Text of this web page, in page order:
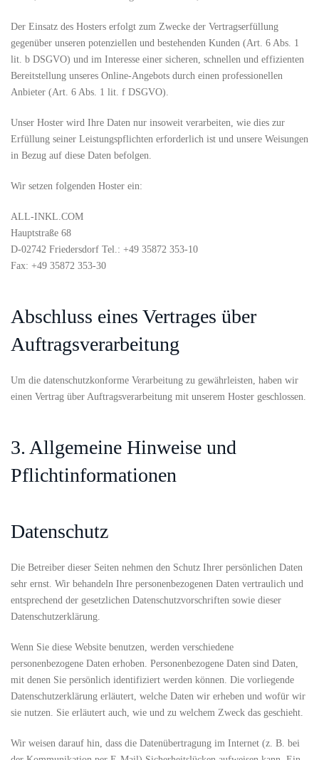
Der Einsatz des Hosters erfolgt zum Zwecke der Vertragserfüllung
gegenüber unseren potenziellen und bestehenden Kunden (Art. 6 Abs. 1
lit. b DSGVO) und im Interesse einer sicheren, schnellen und effizienten
Bereitstellung unseres Online-Angebots durch einen professionellen
Anbieter (Art. 6 Abs. 1 lit. f DSGVO).
Unser Hoster wird Ihre Daten nur insoweit verarbeiten, wie dies zur
Erfüllung seiner Leistungspflichten erforderlich ist und unsere Weisungen
in Bezug auf diese Daten befolgen.
Wir setzen folgenden Hoster ein:
ALL-INKL.COM
Hauptstraße 68
D-02742 Friedersdorf Tel.: +49 35872 353-10
Fax: +49 35872 353-30
Abschluss eines Vertrages über
Auftragsverarbeitung
Um die datenschutzkonforme Verarbeitung zu gewährleisten, haben wir
einen Vertrag über Auftragsverarbeitung mit unserem Hoster geschlossen.
3. Allgemeine Hinweise und
Pflichtinformationen
Datenschutz
Die Betreiber dieser Seiten nehmen den Schutz Ihrer persönlichen Daten
sehr ernst. Wir behandeln Ihre personenbezogenen Daten vertraulich und
entsprechend der gesetzlichen Datenschutzvorschriften sowie dieser
Datenschutzerklärung.
Wenn Sie diese Website benutzen, werden verschiedene
personenbezogene Daten erhoben. Personenbezogene Daten sind Daten,
mit denen Sie persönlich identifiziert werden können. Die vorliegende
Datenschutzerklärung erläutert, welche Daten wir erheben und wofür wir
sie nutzen. Sie erläutert auch, wie und zu welchem Zweck das geschieht.
Wir weisen darauf hin, dass die Datenübertragung im Internet (z. B. bei